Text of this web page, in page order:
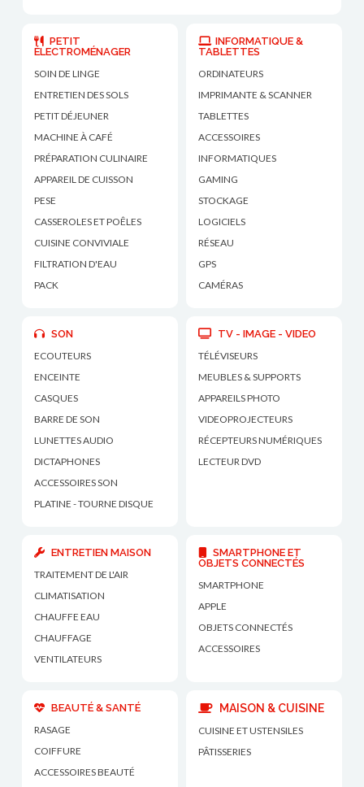
PETIT
ÉLECTROMÉNAGER
SOIN DE LINGE
ENTRETIEN DES SOLS
PETIT DÉJEUNER
MACHINE À CAFÉ
PRÉPARATION CULINAIRE
APPAREIL DE CUISSON
PESE
CASSEROLES ET POÊLES
CUISINE CONVIVIALE
FILTRATION D'EAU
PACK
INFORMATIQUE &
TABLETTES
ORDINATEURS
IMPRIMANTE & SCANNER
TABLETTES
ACCESSOIRES
INFORMATIQUES
GAMING
STOCKAGE
LOGICIELS
RÉSEAU
GPS
CAMÉRAS
SON
ECOUTEURS
ENCEINTE
CASQUES
BARRE DE SON
LUNETTES AUDIO
DICTAPHONES
ACCESSOIRES SON
PLATINE - TOURNE DISQUE
TV - IMAGE - VIDEO
TÉLÉVISEURS
MEUBLES & SUPPORTS
APPAREILS PHOTO
VIDEOPROJECTEURS
RÉCEPTEURS NUMÉRIQUES
LECTEUR DVD
ENTRETIEN MAISON
TRAITEMENT DE L'AIR
CLIMATISATION
CHAUFFE EAU
CHAUFFAGE
VENTILATEURS
SMARTPHONE ET
OBJETS CONNECTÉS
SMARTPHONE
APPLE
OBJETS CONNECTÉS
ACCESSOIRES
BEAUTÉ & SANTÉ
RASAGE
COIFFURE
ACCESSOIRES BEAUTÉ
MAISON & CUISINE
CUISINE ET USTENSILES
PÂTISSERIES